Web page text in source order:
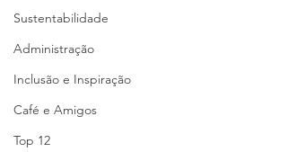
Sustentabilidade
Administração
Inclusão e Inspiração
Café e Amigos
Top 12